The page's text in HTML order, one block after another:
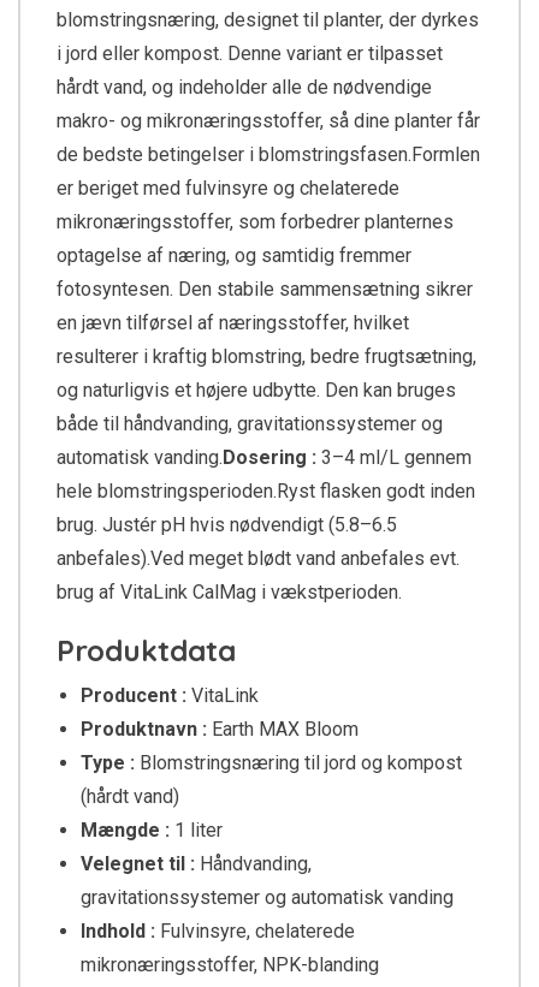
blomstringsnæring, designet til planter, der dyrkes
i jord eller kompost. Denne variant er tilpasset
hårdt vand, og indeholder alle de nødvendige
makro- og mikronæringsstoffer, så dine planter får
de bedste betingelser i blomstringsfasen.Formlen
er beriget med fulvinsyre og chelaterede
mikronæringsstoffer, som forbedrer planternes
optagelse af næring, og samtidig fremmer
fotosyntesen. Den stabile sammensætning sikrer
en jævn tilførsel af næringsstoffer, hvilket
resulterer i kraftig blomstring, bedre frugtsætning,
og naturligvis et højere udbytte. Den kan bruges
både til håndvanding, gravitationssystemer og
automatisk vanding. Dosering : 3–4 ml/L gennem
hele blomstringsperioden.Ryst flasken godt inden
brug. Justér pH hvis nødvendigt (5.8–6.5
anbefales).Ved meget blødt vand anbefales evt.
brug af VitaLink CalMag i vækstperioden.
Produktdata
Producent : VitaLink
Produktnavn : Earth MAX Bloom
Type : Blomstringsnæring til jord og kompost
(hårdt vand)
Mængde : 1 liter
Velegnet til : Håndvanding,
gravitationssystemer og automatisk vanding
Indhold : Fulvinsyre, chelaterede
mikronæringsstoffer, NPK-blanding